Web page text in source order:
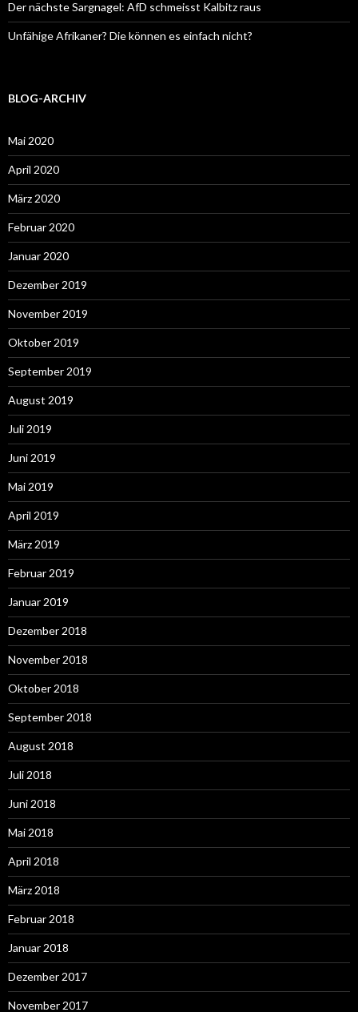
Der nächste Sargnagel: AfD schmeisst Kalbitz raus
Unfähige Afrikaner? Die können es einfach nicht?
BLOG-ARCHIV
Mai 2020
April 2020
März 2020
Februar 2020
Januar 2020
Dezember 2019
November 2019
Oktober 2019
September 2019
August 2019
Juli 2019
Juni 2019
Mai 2019
April 2019
März 2019
Februar 2019
Januar 2019
Dezember 2018
November 2018
Oktober 2018
September 2018
August 2018
Juli 2018
Juni 2018
Mai 2018
April 2018
März 2018
Februar 2018
Januar 2018
Dezember 2017
November 2017